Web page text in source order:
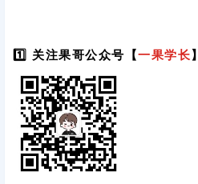
1️⃣ 关注果哥公众号【一果学长】